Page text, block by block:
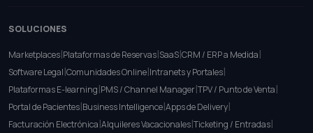
SOLUCIONES
Marketplaces|Plataformas de Reservas|SaaS|CRM / ERP a Medida|
Software Legal|Comunidades Online|Intranets y Portales|
Plataformas E-learning|PMS / Channel Manager|TPV / Punto de Venta|
Portal de Pacientes|Business Intelligence|Apps de Delivery|
Facturación Electrónica|Alquileres Vacacionales|Ticketing / Entradas|